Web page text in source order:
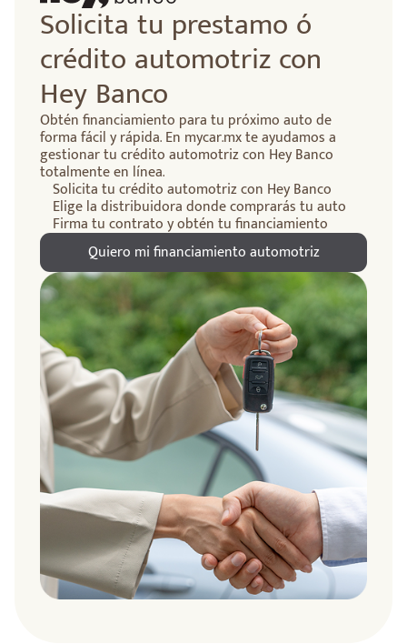
Solicita tu prestamo ó
crédito automotriz con
Hey Banco
Obtén financiamiento para tu próximo auto de
forma fácil y rápida. En mycar.mx te ayudamos a
gestionar tu crédito automotriz con Hey Banco
totalmente en línea.
Solicita tu crédito automotriz con Hey Banco
Elige la distribuidora donde comprarás tu auto
Firma tu contrato y obtén tu financiamiento
Quiero mi financiamiento automotriz